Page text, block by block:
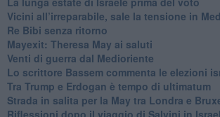
Vicini all’irreparabile, sale la tensione in
Re Bibi senza ritorno
Mayexit: Theresa May ai saluti
Venti di guerra dal Medioriente
Lo scrittore Bassem commenta le elezioni
Tra Trump e Erdogan è tempo di ultimatum
Strada in salita per la May tra Londra e
Riflessioni dopo il viaggio di Salvini in